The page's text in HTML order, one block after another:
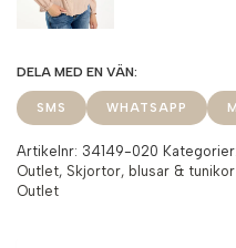
SMS WHATSAPP
Artikelnr: 34149-020 Kategorier:
Outlet, Skjortor, blusar &
Outlet